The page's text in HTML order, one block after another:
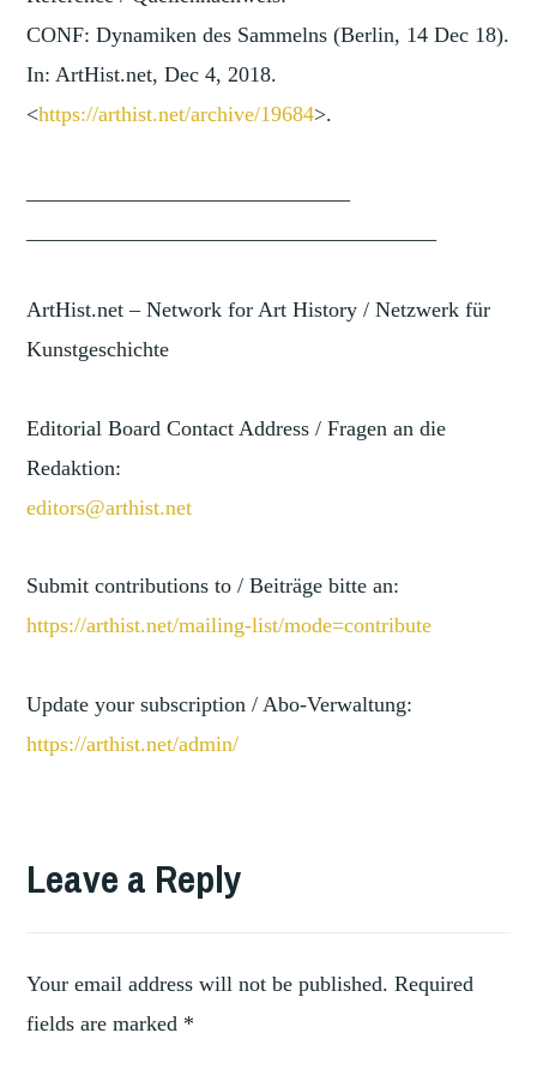
CONF: Dynamiken des Sammelns (Berlin, 14 Dec 18).
In: ArtHist.net, Dec 4, 2018.
<https://arthist.net/archive/19684>.
ArtHist.net – Network for Art History / Netzwerk für
Kunstgeschichte
Editorial Board Contact Address / Fragen an die
Redaktion:
editors@arthist.net
Submit contributions to / Beiträge bitte an:
https://arthist.net/mailing-list/mode=contribute
Update your subscription / Abo-Verwaltung:
https://arthist.net/admin/
PRACTICES,
COLLECTING,
Leave a Reply
Your email address will not be published. Required
fields are marked *